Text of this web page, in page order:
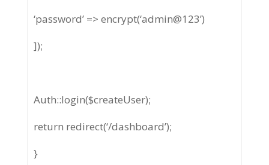
‘password’ => encrypt(‘admin@123’)
]);
Auth::login($createUser);
return redirect(‘/dashboard’);
}